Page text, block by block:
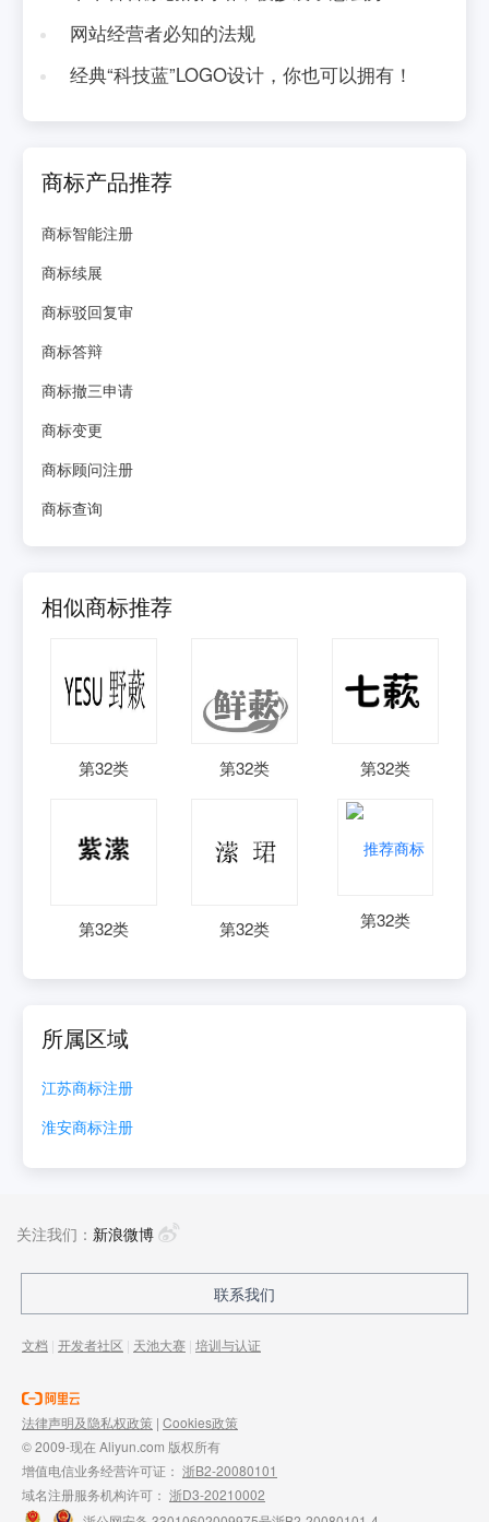
网站经营者必知的法规
经典“科技蓝”LOGO设计，你也可以拥有！
商标产品推荐
商标智能注册
商标续展
商标驳回复审
商标答辩
商标撤三申请
商标变更
商标顾问注册
商标查询
相似商标推荐
第32类 第32类 第32类
第32类 第32类 第32类
所属区域
江苏商标注册
淮安商标注册